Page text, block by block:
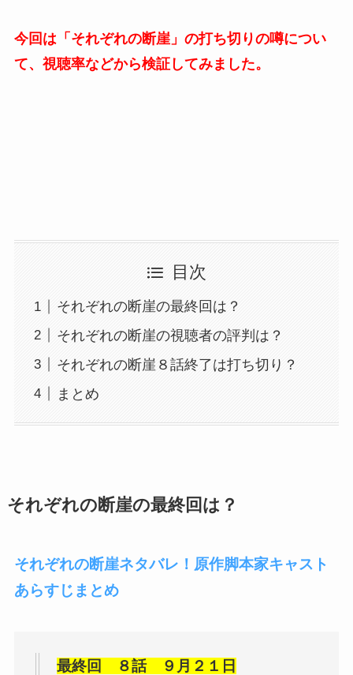
今回は「それぞれの断崖」の打ち切りの噂につい
て、視聴率などから検証してみました。
目次
それぞれの断崖の最終回は？
それぞれの断崖の視聴者の評判は？
それぞれの断崖８話終了は打ち切り？
まとめ
それぞれの断崖の最終回は？
それぞれの断崖ネタバレ！原作脚本家キャスト
あらすじまとめ
最終回 ８話 ９月２１日